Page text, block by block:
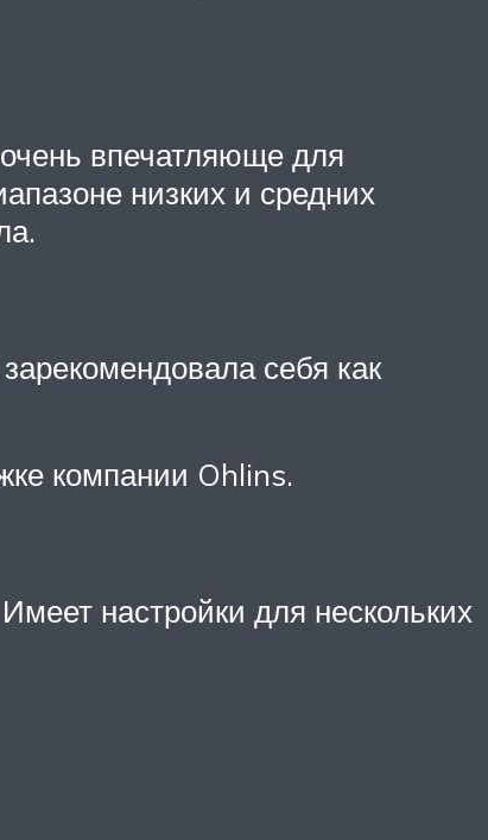
впечатляюще для
низких и средних
себя как
компании Ohlins.
настройки для нескольких